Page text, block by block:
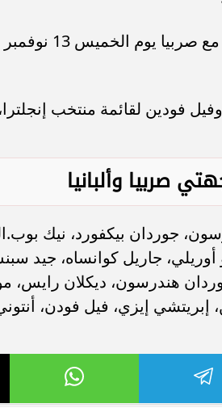
فودين لقائمة منتخب
صربيا وألبانيا
جوردان بيكفورد، نيك
جاريل كوانساه، جيد
هندرسون، ديكلان
إبريتشي إيزي، فيل فودن،